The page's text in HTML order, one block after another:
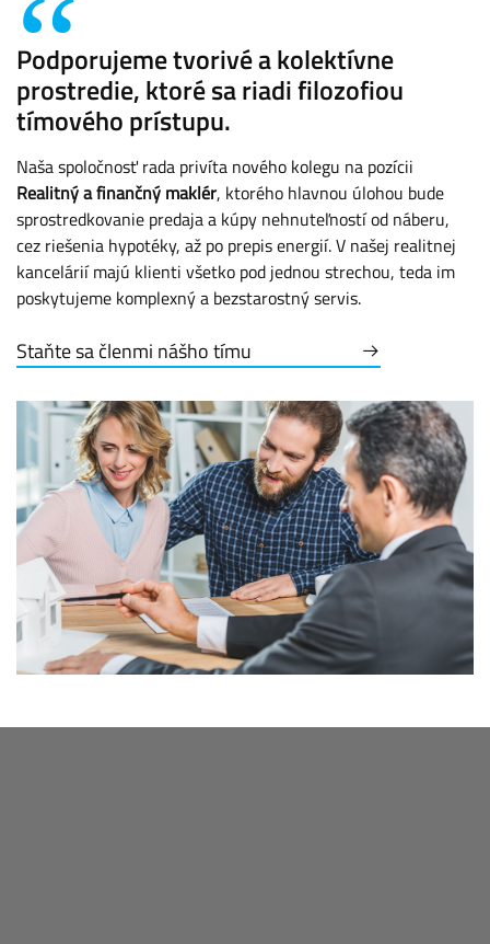
Podporujeme tvorivé a kolektívne
prostredie, ktoré sa riadi filozofiou
tímového prístupu.
Naša spoločnosť rada privíta nového kolegu na pozícii
Realitný a finančný maklér, ktorého hlavnou úlohou bude
sprostredkovanie predaja a kúpy nehnuteľností od náberu,
cez riešenia hypotéky, až po prepis energií. V našej realitnej
kancelárií majú klienti všetko pod jednou strechou, teda im
poskytujeme komplexný a bezstarostný servis.
Staňte sa členmi nášho tímu